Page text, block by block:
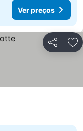
Ver preços
Partilhar